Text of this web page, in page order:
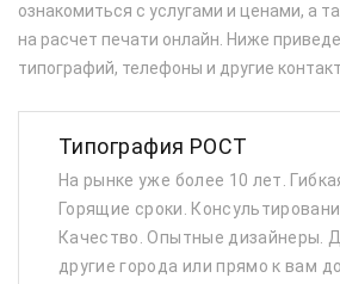
ознакомиться с услугами и ценами, а
на расчет печати онлайн. Ниже
типографий, телефоны и другие
Типография РОСТ
На рынке уже более 10 лет.
Горящие сроки.
Качество. Опытные дизайнеры.
другие города или прямо к вам